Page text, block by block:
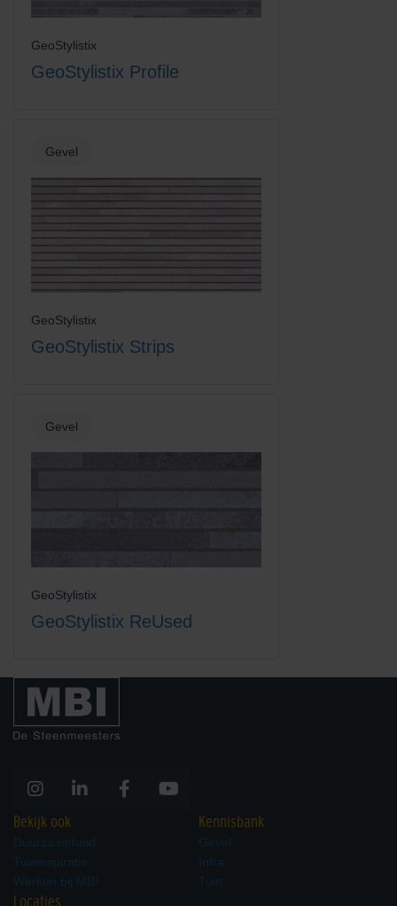
GeoStylistix
GeoStylistix Profile
Gevel
GeoStylistix
GeoStylistix Strips
Gevel
GeoStylistix
GeoStylistix ReUsed
Bekijk ook
Duurzaamheid
Tuininspiratie
Werken bij MBI
Kennisbank
Gevel
Infra
Tuin
Locaties